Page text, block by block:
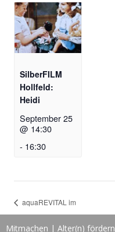
SilberFILM
Hollfeld:
Heidi
September 25
@ 14:30
- 16:30
aquaREVITAL im
Mitmachen | Alter(n) fördern